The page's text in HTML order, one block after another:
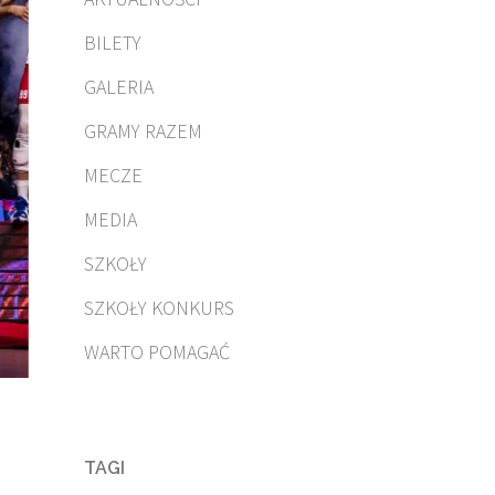
BILETY
GALERIA
GRAMY RAZEM
MECZE
MEDIA
SZKOŁY
SZKOŁY KONKURS
WARTO POMAGAĆ
TAGI